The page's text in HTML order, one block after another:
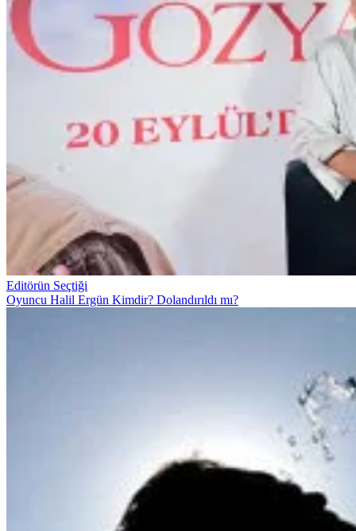
Editörün Seçtiği
Oyuncu Halil Ergün Kimdir? Dolandırıldı mı?